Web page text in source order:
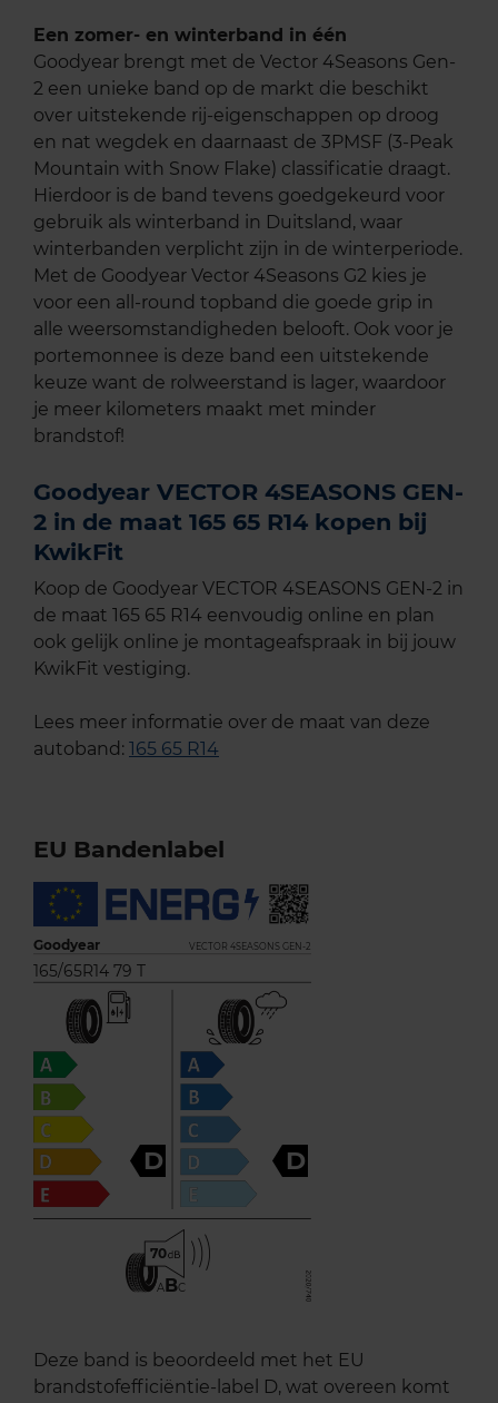
Een zomer- en winterband in één
Goodyear brengt met de Vector 4Seasons Gen-
2 een unieke band op de markt die beschikt
over uitstekende rij-eigenschappen op droog
en nat wegdek en daarnaast de 3PMSF (3-Peak
Mountain with Snow Flake) classificatie draagt.
Hierdoor is de band tevens goedgekeurd voor
gebruik als winterband in Duitsland, waar
winterbanden verplicht zijn in de winterperiode.
Met de Goodyear Vector 4Seasons G2 kies je
voor een all-round topband die goede grip in
alle weersomstandigheden belooft. Ook voor je
portemonnee is deze band een uitstekende
keuze want de rolweerstand is lager, waardoor
je meer kilometers maakt met minder
brandstof!
Goodyear VECTOR 4SEASONS GEN-
2 in de maat 165 65 R14 kopen bij
KwikFit
Koop de Goodyear VECTOR 4SEASONS GEN-2 in
de maat 165 65 R14 eenvoudig online en plan
ook gelijk online je montageafspraak in bij jouw
KwikFit vestiging.
Lees meer informatie over de maat van deze
autoband: 165 65 R14
EU Bandenlabel
Goodyear VECTOR 4SEASONS GEN-2
165/65R14 79 T
D D
70
ABC
Deze band is beoordeeld met het EU
brandstofefficiëntie-label D, wat overeen komt